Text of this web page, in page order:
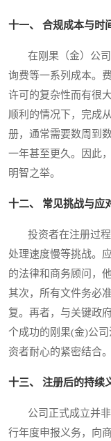
十一、 合规成本与时
在刚果（金）公司
询费等一系列成本。
许可的复杂性而有很
顺利的情况下，完成
册，通常需要数周到
一年甚至更久。因此
明智之举。
十二、 常见挑战与应
投资者在注册过程
处理速度慢等挑战。
的法律和商务顾问，
其次，所有文件务必
复。再者，与关键政
个成功的刚果(金)公
资者耐心的紧密结合。
十三、 注册后的持续
公司正式成立并非
行年度申报义务，向